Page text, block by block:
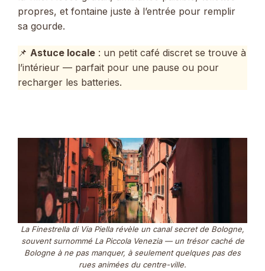
propres, et fontaine juste à l’entrée pour remplir
sa gourde.
📌 Astuce locale : un petit café discret se trouve à
l’intérieur — parfait pour une pause ou pour
recharger les batteries.
La Finestrella di Via Piella révèle un canal secret de Bologne,
souvent surnommé La Piccola Venezia— un trésor caché de
Bologne à ne pas manquer, à seulement quelques pas des
rues animées du centre-ville.